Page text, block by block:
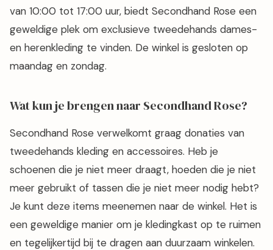
van 10:00 tot 17:00 uur, biedt Secondhand Rose een
geweldige plek om exclusieve tweedehands dames-
en herenkleding te vinden. De winkel is gesloten op
maandag en zondag.
Wat kun je brengen naar Secondhand Rose?
Secondhand Rose verwelkomt graag donaties van
tweedehands kleding en accessoires. Heb je
schoenen die je niet meer draagt, hoeden die je niet
meer gebruikt of tassen die je niet meer nodig hebt?
Je kunt deze items meenemen naar de winkel. Het is
een geweldige manier om je kledingkast op te ruimen
en tegelijkertijd bij te dragen aan duurzaam winkelen.